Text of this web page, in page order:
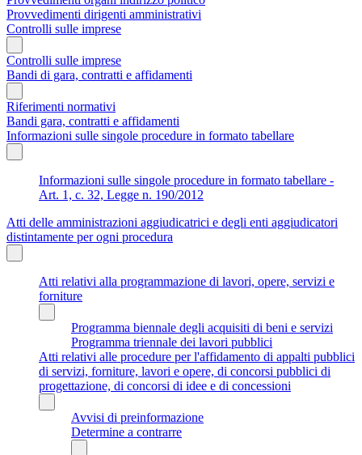
Provvedimenti dirigenti amministrativi
Controlli sulle imprese
Controlli sulle imprese
Bandi di gara, contratti e affidamenti
Riferimenti normativi
Bandi gara, contratti e affidamenti
Informazioni sulle singole procedure in formato tabellare
Informazioni sulle singole procedure in formato tabellare -
Art. 1, c. 32, Legge n. 190/2012
Atti delle amministrazioni aggiudicatrici e degli enti aggiudicatori
distintamente per ogni procedura
Atti relativi alla programmazione di lavori, opere, servizi e
forniture
Programma biennale degli acquisiti di beni e servizi
Programma triennale dei lavori pubblici
Atti relativi alle procedure per l'affidamento di appalti pubblici
di servizi, forniture, lavori e opere, di concorsi pubblici di
progettazione, di concorsi di idee e di concessioni
Avvisi di preinformazione
Determine a contrarre